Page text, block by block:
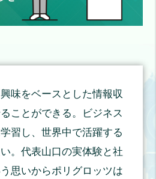
だ」とか「ちょっと最近サボり
とが言い合えるコミュニティの
人材を確保するのは簡単なこと
なるべく多様な人材を仲間にし
けさせられるのならば、より幅
かっこつけた言い方になってし
に社費で英語力を身につけさせ
ントリビュート（社会貢献）に
どう学ぶかが
スタートだった --では、ここか
の講座を受講されたメンバーの
話を伺っていきたいと思いま
味をベースとした情報収
ことができる。ビジネス
習し、世界中で活躍する
。代表山口の実体験と社
思いからポリグロッツは